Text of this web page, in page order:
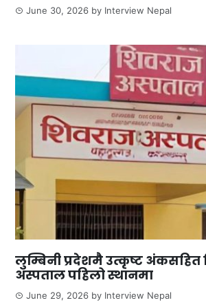
June 30, 2026 by Interview Nepal
लुम्बिनी प्रदेशमै उत्कृष्ट अंकसहित
अस्पताल पहिलो स्थानमा
June 29, 2026 by Interview Nepal